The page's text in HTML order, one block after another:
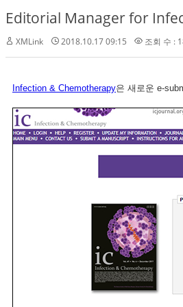
Editorial Manager for
XMLink 2018.10.17 09:15 조회 수 :
Infection & Chemotherapy은 새로운 e-